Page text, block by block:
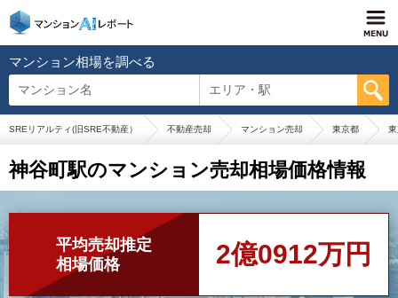
マンション相場を調べる
マンション名 エリア・駅
SREリアルティ(旧SRE不動産） 不動産売却 マンション売却 東京都
神谷町駅のマンション売却相場価格情報
平均売却推定
相場価格
2億0912万円